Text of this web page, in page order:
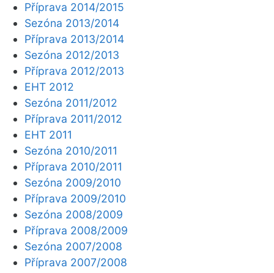
Příprava 2014/2015
Sezóna 2013/2014
Příprava 2013/2014
Sezóna 2012/2013
Příprava 2012/2013
EHT 2012
Sezóna 2011/2012
Příprava 2011/2012
EHT 2011
Sezóna 2010/2011
Příprava 2010/2011
Sezóna 2009/2010
Příprava 2009/2010
Sezóna 2008/2009
Příprava 2008/2009
Sezóna 2007/2008
Příprava 2007/2008